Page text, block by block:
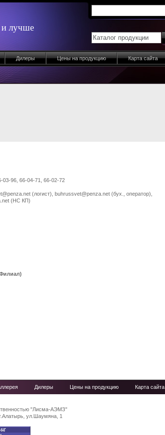
и лучше
Дилеры Цены на продукцию Карта сайта
03-96, 66-04-71, 66-02-72
(логист), buhrussvet@penza.net (бух., оператор),
(НС КП)
Дилеры Цены на продукцию Карта сайта
"Лисма-АЭМЗ"
ул.Шаумяна, 1